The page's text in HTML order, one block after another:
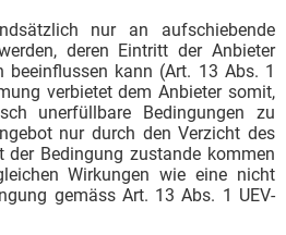
nur an aufschiebende
deren Eintritt der Anbieter
kann (Art. 13 Abs. 1
verbietet dem Anbieter somit,
unerfüllbare Bedingungen zu
nur durch den Verzicht des
Bedingung zustande kommen
Wirkungen wie eine nicht
gemäss Art. 13 Abs. 1 UEV-